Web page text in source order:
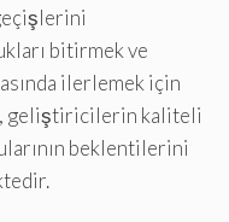
bitirmek ve
ilerlemek için
geliştiricilerin kaliteli
beklentilerini